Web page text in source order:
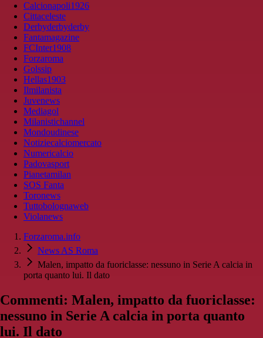
Calcionapoli1926
Cittaceleste
Derbyderbyderby
Fantamagazine
FCInter1908
Forzaroma
Golssip
Hellas1903
Ilmilanista
Juvenews
Mediagol
Milanistichannel
Mondoudinese
Notiziecalciomercato
Numericalcio
Padovasport
Pianetamilan
SOS Fanta
Toronews
Tuttobolognaweb
Violanews
Forzaroma.info
News AS Roma
Malen, impatto da fuoriclasse: nessuno in Serie A calcia in
porta quanto lui. Il dato
Commenti: Malen, impatto da fuoriclasse:
nessuno in Serie A calcia in porta quanto
lui. Il dato